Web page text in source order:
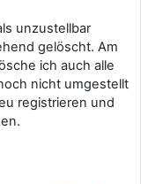
unzustellbar
gelöscht. Am
ich auch alle
nicht umgestellt
registrieren und